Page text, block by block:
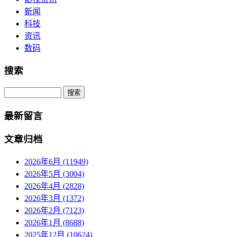
新闻
科技
资讯
数码
搜索
Search
最新留言
文章归档
2026年6月 (11949)
2026年5月 (3004)
2026年4月 (2828)
2026年3月 (1372)
2026年2月 (7123)
2026年1月 (8688)
2025年12月 (10624)